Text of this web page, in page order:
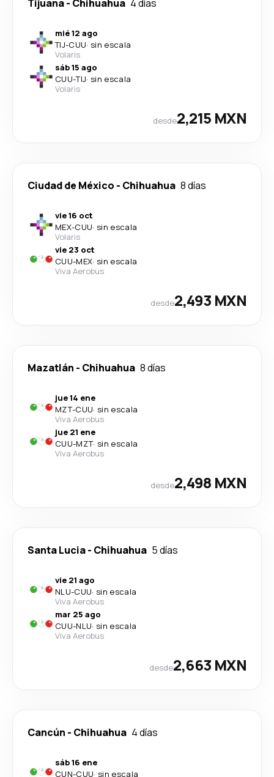
Tijuana- Chihuahua 4 días
mié 12 ago
TIJ-CUU· sin escala
Volaris
sáb 15 ago
CUU-TIJ· sin escala
Volaris
desde2,215 MXN
Ciudad de México - Chihuahua 8 días
vie 16 oct
MEX-CUU· sin escala
Volaris
vie 23 oct
CUU-MEX· sin escala
Viva Aerobus
desde2,493 MXN
Mazatlán - Chihuahua 8 días
jue 14 ene
MZT-CUU· sin escala
Viva Aerobus
jue 21 ene
CUU-MZT· sin escala
Viva Aerobus
desde2,498 MXN
Santa Lucia- Chihuahua 5 días
vie 21 ago
NLU-CUU· sin escala
Viva Aerobus
mar 25 ago
CUU-NLU· sin escala
Viva Aerobus
desde2,663 MXN
Cancún - Chihuahua 4 días
sáb 16 ene
CUN-CUU· sin escala